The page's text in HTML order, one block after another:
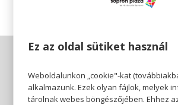
Ez az oldal sütiket használ
Weboldalunkon „cookie"-kat
alkalmazunk. Ezek olyan fájlok, melyek
tárolnak webes böngészőjében. Ehhez